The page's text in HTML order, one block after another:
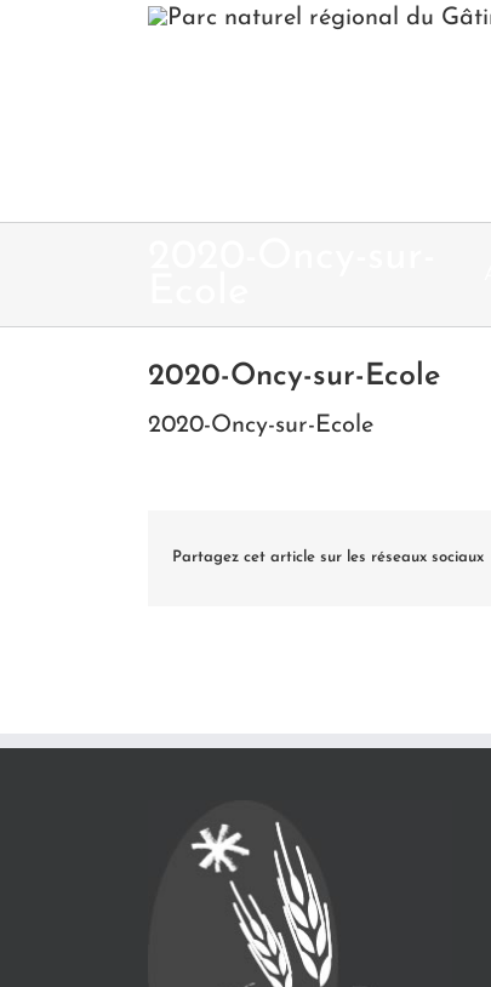
2020-Oncy-sur-Ecole
2020-Oncy-sur-Ecole
Partagez cet article sur les réseaux sociaux